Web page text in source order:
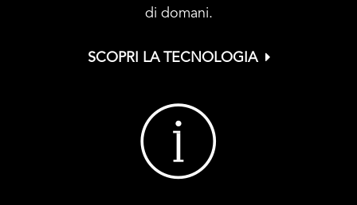
di domani.
SCOPRI LA TECNOLOGIA